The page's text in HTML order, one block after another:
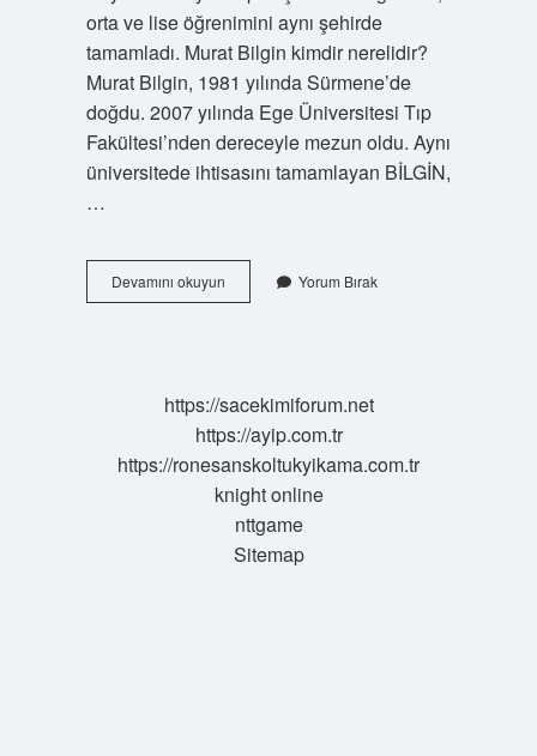
orta ve lise öğrenimini aynı şehirde
tamamladı. Murat Bilgin kimdir nerelidir?
Murat Bilgin, 1981 yılında Sürmene’de
doğdu. 2007 yılında Ege Üniversitesi Tıp
Fakültesi’nden dereceyle mezun oldu. Aynı
üniversitede ihtisasını tamamlayan BİLGİN,
…
Devamını okuyunMustafa
Bilgin
Yorum Bırak
https://sacekimiforum.net
https://ayip.com.tr
https://ronesanskoltukyikama.com.tr
knight online
nttgame
Sitemap